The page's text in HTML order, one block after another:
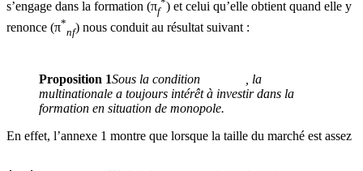
s’engage dans la formation (πf ) et celui qu’elle obtient quand elle y
renonce (π*
nf) nous conduit au résultat suivant :
Proposition 1Sous la condition
, la
multinationale a toujours intérêt à investir dans la
formation en situation de monopole.
En effet, l’annexe 1 montre que lorsque la taille du marché est assez